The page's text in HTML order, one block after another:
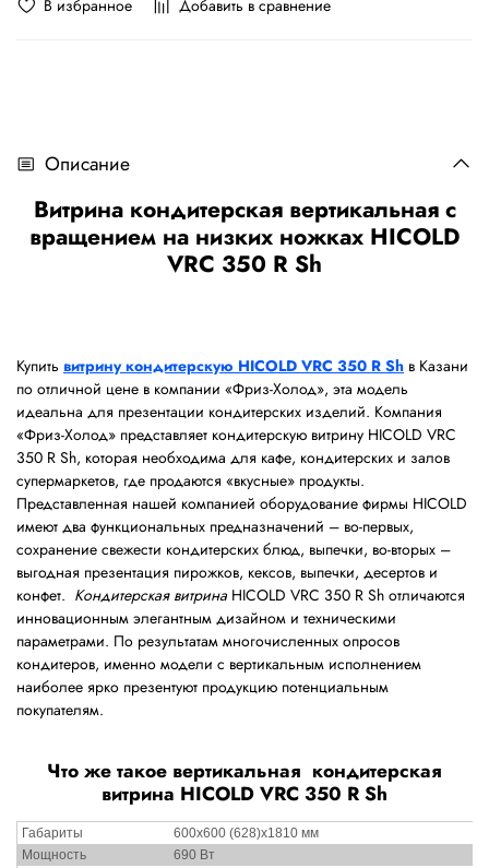
В избранное Добавить в сравнение
Описание
Витрина кондитерская вертикальная с
вращением на низких ножках HICOLD
VRC 350 R Sh
Купить витрину кондитерскую HICOLD VRC 350 R Sh в Казани
по отличной цене в компании «Фриз-Холод», эта модель
идеальна для презентации кондитерских изделий. Компания
«Фриз-Холод» представляет кондитерскую витрину HICOLD VRC
350 R Sh, которая необходима для кафе, кондитерских и залов
супермаркетов, где продаются «вкусные» продукты.
Представленная нашей компанией оборудование фирмы HICOLD
имеют два функциональных предназначений – во-первых,
сохранение свежести кондитерских блюд, выпечки, во-вторых –
выгодная презентация пирожков, кексов, выпечки, десертов и
конфет. Кондитерская витрина HICOLD VRC 350 R Sh отличаются
инновационным элегантным дизайном и техническими
параметрами. По результатам многочисленных опросов
кондитеров, именно модели с вертикальным исполнением
наиболее ярко презентуют продукцию потенциальным
покупателям.
Что же такое вертикальная кондитерская
витрина HICOLD VRC 350 R Sh
Габариты
600х600 (628)х1810 мм
Мощность
690 Вт